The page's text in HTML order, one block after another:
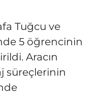
Tuğcu ve
5 öğrencinin
Aracın
süreçlerinin